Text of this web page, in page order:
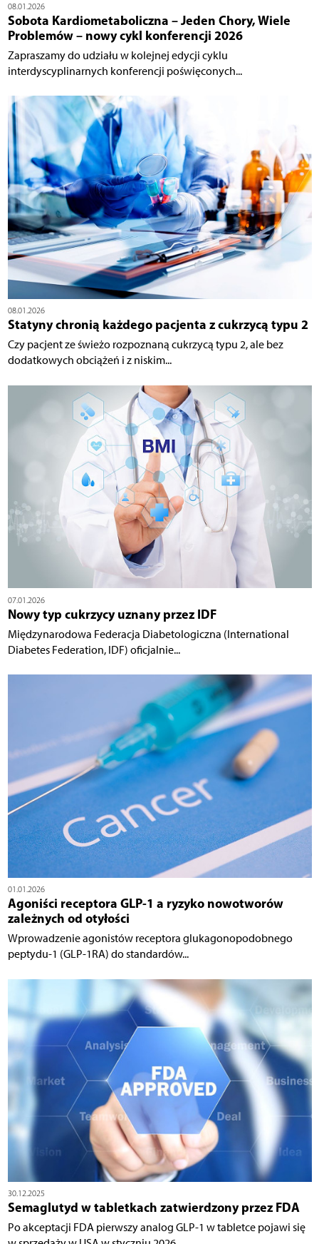
08.01.2026
Sobota Kardiometaboliczna – Jeden Chory, Wiele
Problemów – nowy cykl konferencji 2026
Zapraszamy do udziału w kolejnej edycji cyklu
interdyscyplinarnych konferencji poświęconych...
08.01.2026
Statyny chronią każdego pacjenta z cukrzycą typu 2
Czy pacjent ze świeżo rozpoznaną cukrzycą typu 2, ale bez
dodatkowych obciążeń i z niskim...
07.01.2026
Nowy typ cukrzycy uznany przez IDF
Międzynarodowa Federacja Diabetologiczna (International
Diabetes Federation, IDF) oficjalnie...
01.01.2026
Agoniści receptora GLP-1 a ryzyko nowotworów
zależnych od otyłości
Wprowadzenie agonistów receptora glukagonopodobnego
peptydu-1 (GLP-1RA) do standardów...
30.12.2025
Semaglutyd w tabletkach zatwierdzony przez FDA
Po akceptacji FDA pierwszy analog GLP-1 w tabletce pojawi się